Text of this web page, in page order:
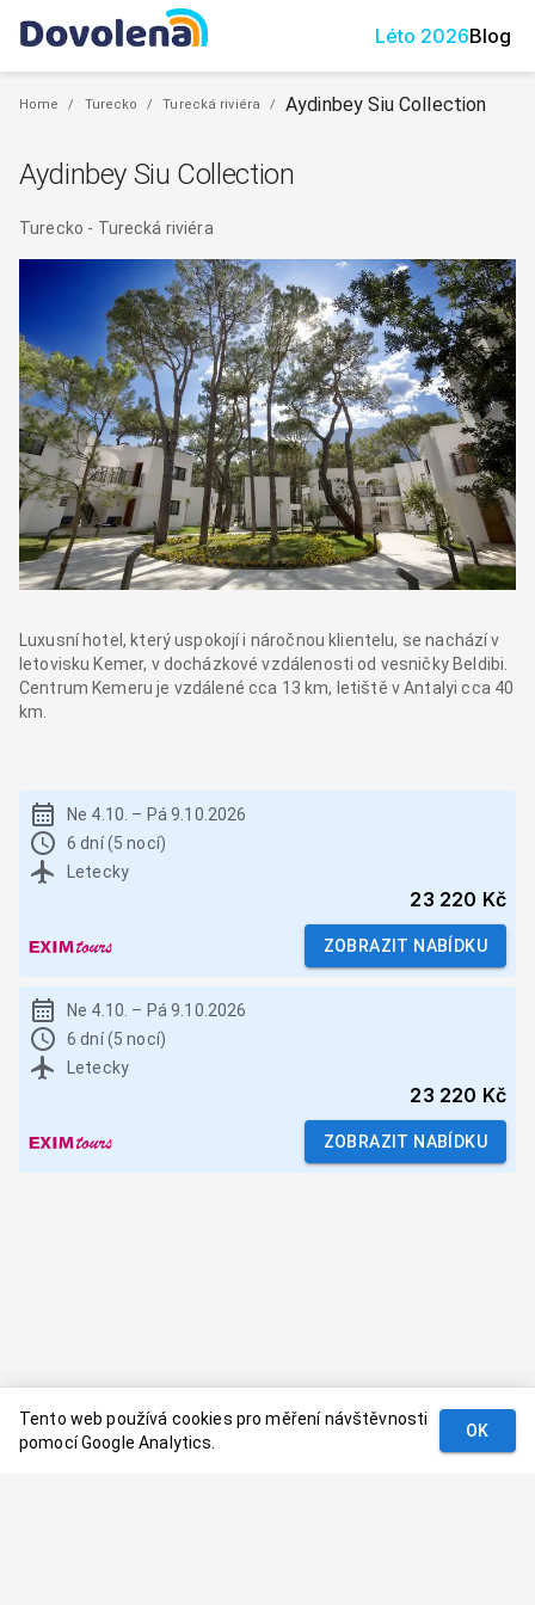
Léto 2026Blog
Home / Turecko / Turecká riviéra / Aydinbey Siu Collection
Aydinbey Siu Collection
Turecko - Turecká riviéra
Luxusní hotel, který uspokojí i náročnou klientelu, se nachází v
letovisku Kemer, v docházkové vzdálenosti od vesničky Beldibi.
Centrum Kemeru je vzdálené cca 13 km, letiště v Antalyi cca 40
km.
Ne 4.10. – Pá 9.10.2026
6 dní (5 nocí)
Letecky
23 220 Kč
ZOBRAZIT NABÍDKU
Ne 4.10. – Pá 9.10.2026
6 dní (5 nocí)
Letecky
23 220 Kč
ZOBRAZIT NABÍDKU
Tento web používá cookies pro měření návštěvnosti
pomocí Google Analytics.
OK